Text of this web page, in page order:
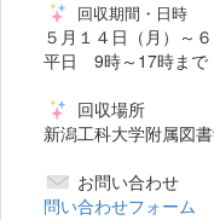
回収期間・日時
５月１４日（月）～
平日 9時～17時まで
回収場所
新潟工科大学附属図
お問い合わせ
問い合わせフォーム